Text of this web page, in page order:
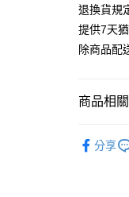
退換貨規
提供7天
除商品配
商品相
分享